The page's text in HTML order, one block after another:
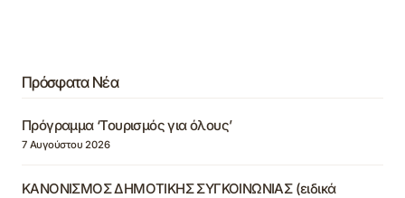
Πρόσφατα Νέα
Πρόγραμμα ‘Τουρισμός για όλους’
7 Αυγούστου 2026
ΚΑΝΟΝΙΣΜΟΣ ΔΗΜΟΤΙΚΗΣ ΣΥΓΚΟΙΝΩΝΙΑΣ (ειδικά